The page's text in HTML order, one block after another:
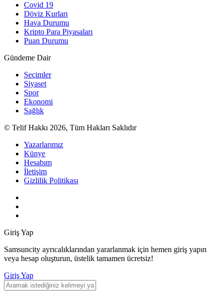
Covid 19
Döviz Kurları
Hava Durumu
Kripto Para Piyasaları
Puan Durumu
Gündeme Dair
Seçimler
Siyaset
Spor
Ekonomi
Sağlık
© Telif Hakkı 2026, Tüm Hakları Saklıdır
Yazarlarımız
Künye
Hesabım
İletişim
Gizlilik Politikası
Giriş Yap
Samsuncity ayrıcalıklarından yararlanmak için hemen giriş yapın
veya hesap oluşturun, üstelik tamamen ücretsiz!
Giriş Yap